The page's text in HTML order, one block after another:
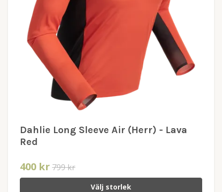
Dahlie Long Sleeve Air (Herr) - Lava
Red
400 kr 799 kr
Välj storlek